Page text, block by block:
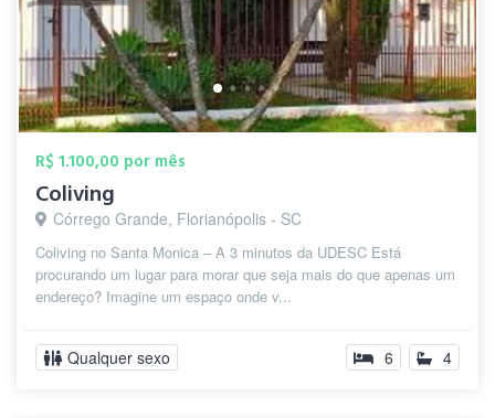
R$ 1.100,00 por mês
Coliving
Córrego Grande, Florianópolis - SC
Coliving no Santa Monica – A 3 minutos da UDESC Está
procurando um lugar para morar que seja mais do que apenas um
endereço? Imagine um espaço onde v...
Qualquer sexo 6 4